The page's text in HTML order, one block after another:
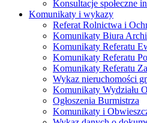
Konsultacje społeczne
Komunikaty i wykazy
Referat Rolnictwa i
Komunikaty Biura
Komunikaty Referatu
Komunikaty Referatu
Komunikaty Referatu
Wykaz nieruchomości
Komunikaty Wydziału
Ogłoszenia Burmistrza
Komunikaty i